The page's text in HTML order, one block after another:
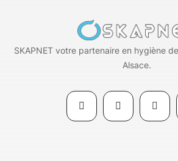
SKAPNET votre partenaire en hygiène
Alsace.